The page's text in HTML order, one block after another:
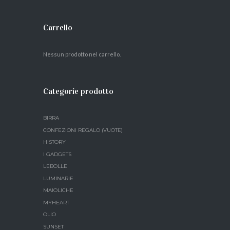
Carrello
Nessun prodotto nel carrello.
Categorie prodotto
BIRRA
CONFEZIONI REGALO (VUOTE)
HISTORY
I GADGETS
LEBOLLE
LUMINARIE
MAIOLICHE
MYHEART
OLIO
SUNSET